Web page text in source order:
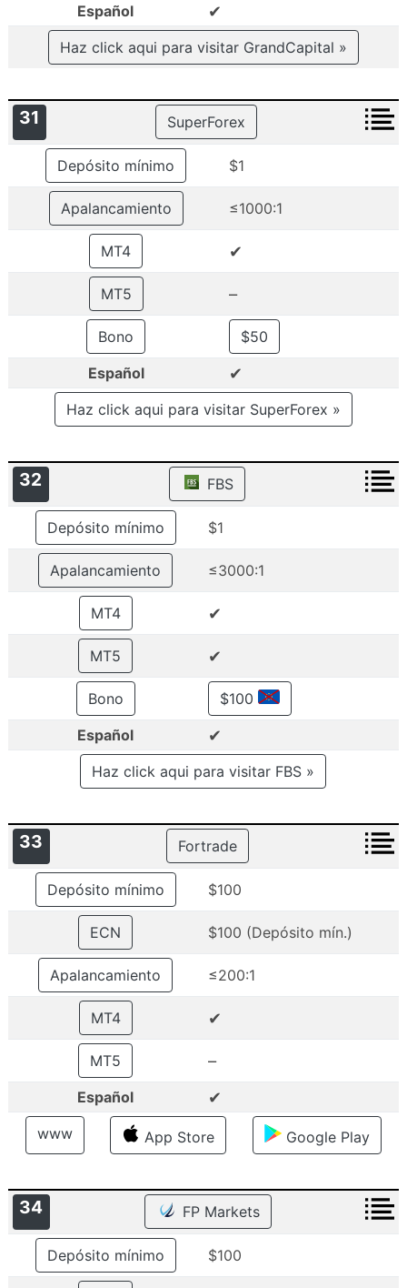
Español
✔
Haz click aqui para visitar GrandCapital »
31 SuperForex
Depósito mínimo $1
Apalancamiento ≤1000:1
MT4 ✔
MT5 –
Bono
$50
Español
✔
Haz click aqui para visitar SuperForex »
32 FBS
Depósito mínimo $1
Apalancamiento ≤3000:1
MT4 ✔
MT5 ✔
Bono
$100
Español
✔
Haz click aqui para visitar FBS »
33 Fortrade
Depósito mínimo $100
ECN $100 (Depósito mín.)
Apalancamiento ≤200:1
MT4 ✔
MT5 –
Español ✔
www App Store Google Play
34 FP Markets
Depósito mínimo $100